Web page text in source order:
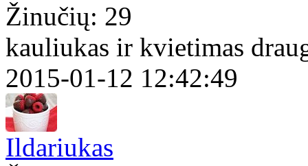
Žinučių: 29
kauliukas ir kvietimas
2015-01-12 12:42:49
Ildariukas